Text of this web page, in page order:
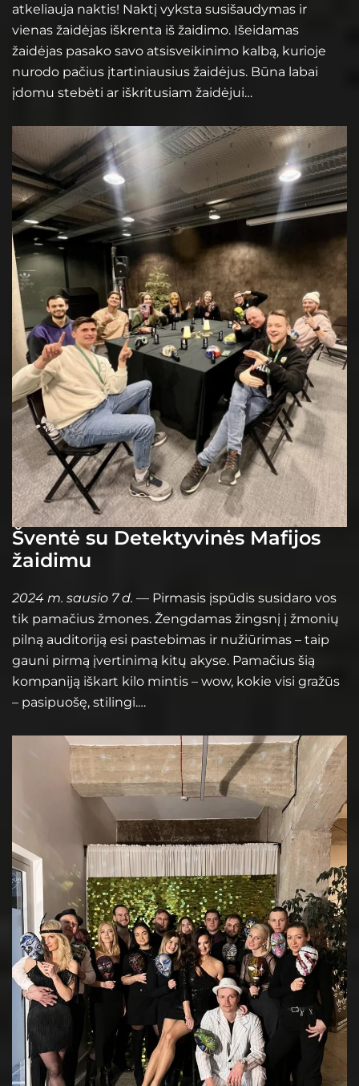
atkeliauja naktis! Naktį vyksta susišaudymas ir
vienas žaidėjas iškrenta iš žaidimo. Išeidamas
žaidėjas pasako savo atsisveikinimo kalbą, kurioje
nurodo pačius įtartiniausius žaidėjus. Būna labai
įdomu stebėti ar iškritusiam žaidėjui…
Šventė su Detektyvinės Mafijos
žaidimu
2024 m. sausio 7 d. — Pirmasis įspūdis susidaro vos
tik pamačius žmones. Žengdamas žingsnį į žmonių
pilną auditoriją esi pastebimas ir nužiūrimas – taip
gauni pirmą įvertinimą kitų akyse. Pamačius šią
kompaniją iškart kilo mintis – wow, kokie visi gražūs
– pasipuošę, stilingi.…